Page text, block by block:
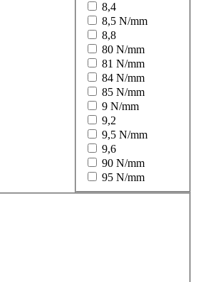
8,4
8,5 N/mm
8,8
80 N/mm
81 N/mm
84 N/mm
85 N/mm
9 N/mm
9,2
9,5 N/mm
9,6
90 N/mm
95 N/mm